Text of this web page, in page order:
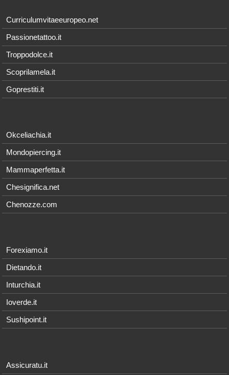
Curriculumvitaeeuropeo.net
Passionetattoo.it
Troppodolce.it
Scoprilamela.it
Goprestiti.it
Okceliachia.it
Mondopiercing.it
Mammaperfetta.it
Chesignifica.net
Chenozze.com
Forexiamo.it
Dietando.it
Inturchia.it
Ioverde.it
Sushipoint.it
Assicuratu.it